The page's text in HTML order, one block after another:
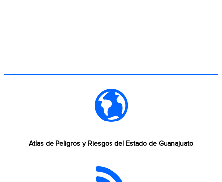
Atlas de Peligros y Riesgos del Estado de Guanajuato